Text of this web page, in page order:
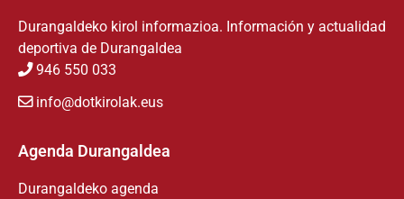
Durangaldeko kirol informazioa. Información y actualidad
deportiva de Durangaldea
946 550 033
info@dotkirolak.eus
Agenda Durangaldea
Durangaldeko agenda